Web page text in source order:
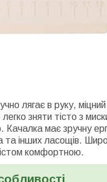
лягає в руку,
зняти тісто з
має зручну
та інших ласощів.
комфортною.